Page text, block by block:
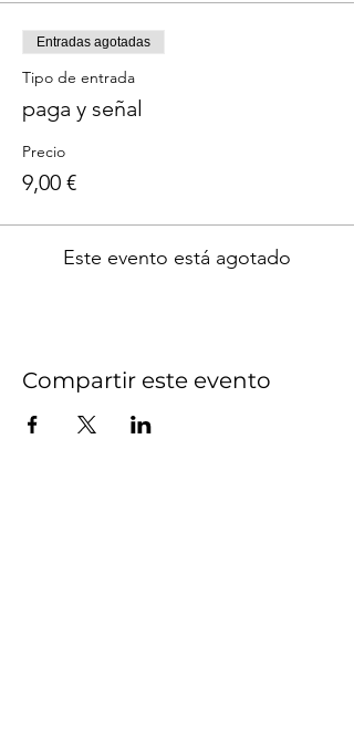
Entradas agotadas
Tipo de entrada
paga y señal
Precio
9,00 €
Este evento está agotado
Compartir este evento